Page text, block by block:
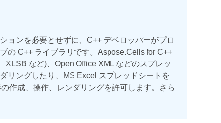
ョンを必要とせずに、C++ デベロッパーがプロ
の C++ ライブラリです。Aspose.Cells for C++
など)、Open Office XML などのスプレッ
リングしたり、MS Excel スプレッドシートを
作成、操作、レンダリングを許可します。さら